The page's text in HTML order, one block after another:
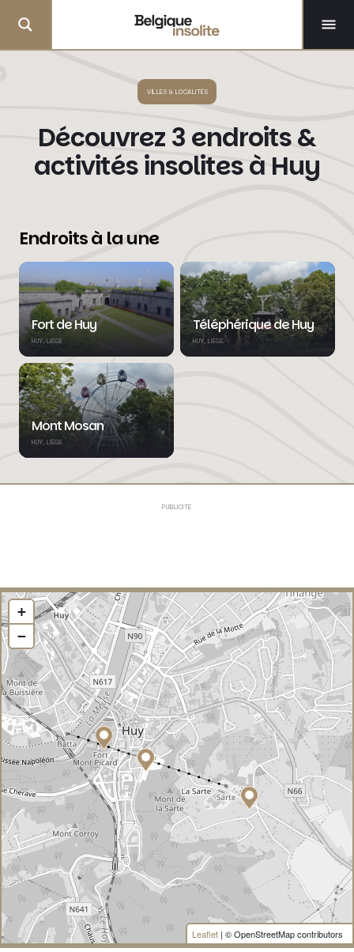
VILLES & LOCALITÉS
Découvrez 3 endroits &
activités insolites à Huy
Endroits à la une
Fort de Huy
HUY, LIÈGE
Téléphérique de Huy
HUY, LIÈGE
Mont Mosan
HUY, LIÈGE
PUBLICITÉ
+
−
Leaflet | © OpenStreetMap contributors